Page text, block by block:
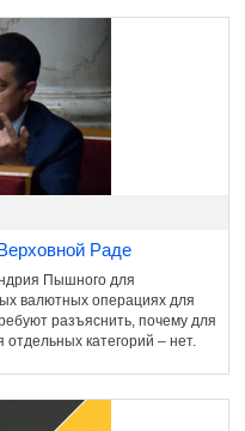
Раде
Пышного для
валютных операциях для
разъяснить, почему для
категорий – нет.